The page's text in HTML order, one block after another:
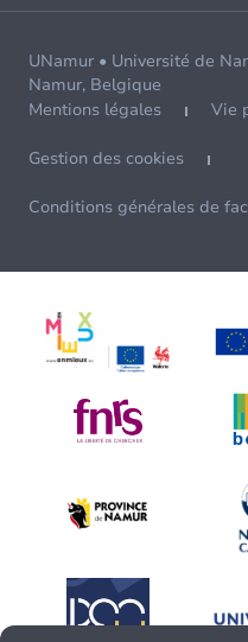
UNamur • Université de
Namur, Belgique
Mentions légales
Vie
Gestion des cookies
Conditions générales de